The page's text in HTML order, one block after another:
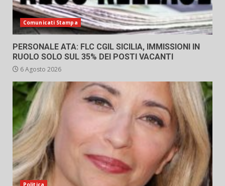
Comunicati Stampa
PERSONALE ATA: FLC CGIL SICILIA, IMMISSIONI IN
RUOLO SOLO SUL 35% DEI POSTI VACANTI
6 Agosto 2026